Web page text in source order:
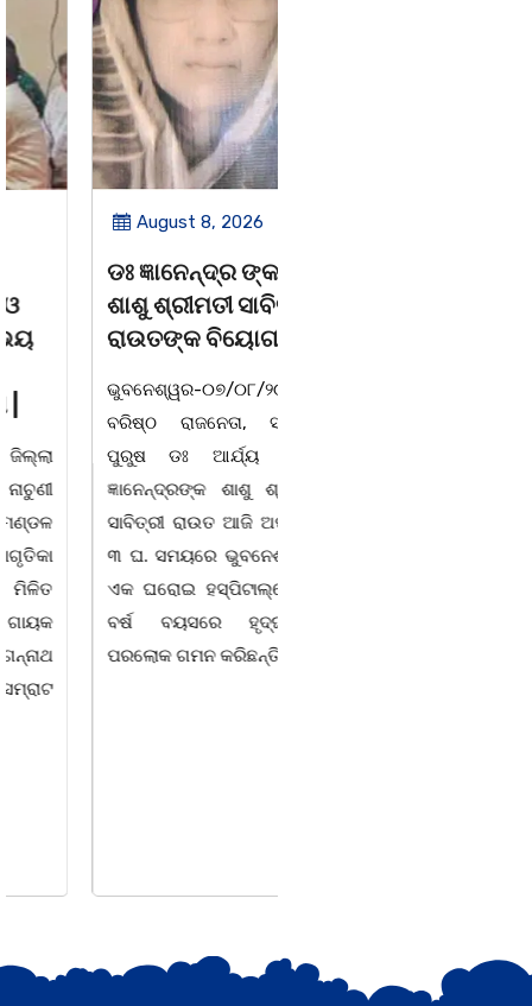
August 8, 2026
ଡଃ ଜ୍ଞାନେନ୍ଦ୍ର ଙ୍କ
ଶାଶୁ ଶ୍ରୀମତୀ ସାବିତ୍ରୀ
ରାଉତଙ୍କ ବିୟୋଗ
ଭୁବନେଶ୍ୱର-୦୭/୦୮/୨୦୨୬:
ବରିଷ୍ଠ ରାଜନେତା, ସଂସ୍କୃତି
ପୁରୁଷ ଡଃ ଆର୍ଯ୍ୟ କୁମାର
ଜ୍ଞାନେନ୍ଦ୍ରଙ୍କ ଶାଶୁ ଶ୍ରୀମତୀ
ସାବିତ୍ରୀ ରାଉତ ଆଜି ଅପରାହ୍ନ
୩ ଘ. ସମୟରେ ଭୁବନେଶ୍ୱରର
ଏକ ଘରୋଇ ହସ୍ପିଟାଲ୍ରେ ୮୭
ବର୍ଷ ବୟସରେ ହୃଦ୍ଘାତରେ
ପରଲୋକ ଗମନ କରିଛନ୍ତି ।